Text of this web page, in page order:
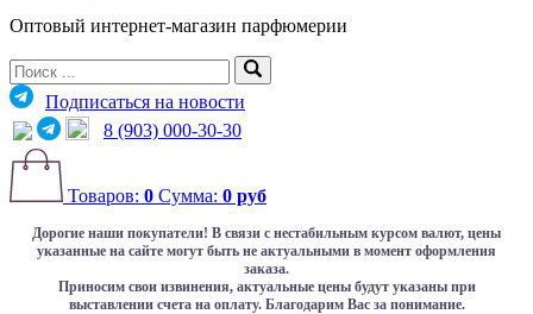
Оптовый интернет-магазин парфюмерии
Подписаться на новости
8 (903) 000-30-30
Товаров: 0 Сумма: 0 руб
Дорогие наши покупатели! В связи с нестабильным курсом валют, цены
указанные на сайте могут быть не актуальными в момент оформления
заказа.
Приносим свои извинения, актуальные цены будут указаны при
выставлении счета на оплату. Благодарим Вас за понимание.